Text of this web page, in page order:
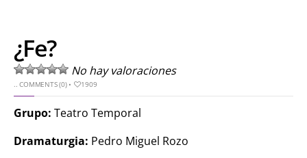
¿Fe?
No hay valoraciones
..COMMENTS (0)• 1909
Grupo: Teatro Temporal
Dramaturgia: Pedro Miguel Rozo